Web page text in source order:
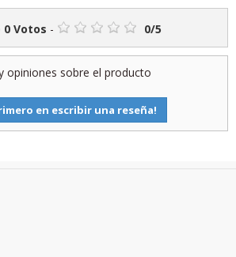
0Votos - 0/5
opiniones sobre el producto
en escribir una reseña!